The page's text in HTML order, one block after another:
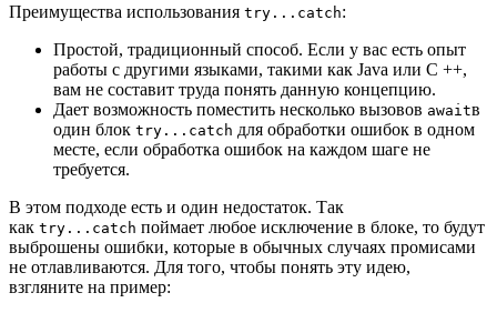
Преимущества использования try...catch:
Простой, традиционный способ. Если у вас есть опыт
работы с другими языками, такими как Java или C ++,
вам не составит труда понять данную концепцию.
Дает возможность поместить несколько вызовов awaitв
один блок try...catch для обработки ошибок в одном
месте, если обработка ошибок на каждом шаге не
требуется.
В этом подходе есть и один недостаток. Так
как try...catch поймает любое исключение в блоке, то будут
выброшены ошибки, которые в обычных случаях промисами
не отлавливаются. Для того, чтобы понять эту идею,
взгляните на пример: